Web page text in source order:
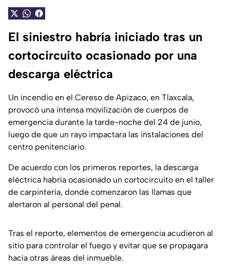
El siniestro habría iniciado tras un
cortocircuito ocasionado por una
descarga eléctrica
Un incendio en el Cereso de Apizaco, en Tlaxcala,
provocó una intensa movilización de cuerpos de
emergencia durante la tarde-noche del 24 de junio,
luego de que un rayo impactara las instalaciones del
centro penitenciario.
De acuerdo con los primeros reportes, la descarga
eléctrica habría ocasionado un cortocircuito en el taller
de carpintería, donde comenzaron las llamas que
alertaron al personal del penal.
Tras el reporte, elementos de emergencia acudieron al
sitio para controlar el fuego y evitar que se propagara
hacia otras áreas del inmueble.